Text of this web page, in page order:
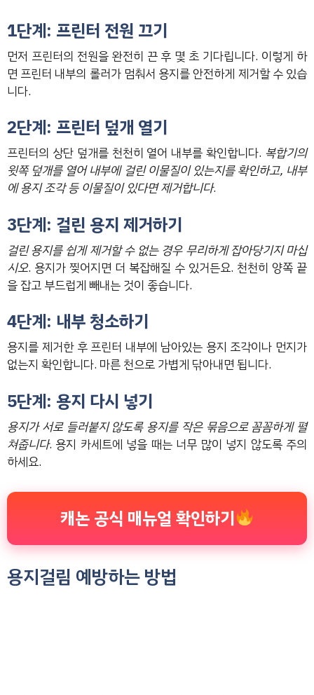
1단계: 프린터 전원 끄기
먼저 프린터의 전원을 완전히 끈 후 몇 초 기다립니다. 이렇게 하
면 프린터 내부의 롤러가 멈춰서 용지를 안전하게 제거할 수 있습
니다.
2단계: 프린터 덮개 열기
프린터의 상단 덮개를 천천히 열어 내부를 확인합니다. 복합기의
윗쪽 덮개를 열어 내부에 걸린 이물질이 있는지를 확인하고, 내부
에 용지 조각 등 이물질이 있다면 제거합니다.
3단계: 걸린 용지 제거하기
걸린 용지를 쉽게 제거할 수 없는 경우 무리하게 잡아당기지 마십
시오. 용지가 찢어지면 더 복잡해질 수 있거든요. 천천히 양쪽 끝
을 잡고 부드럽게 빼내는 것이 좋습니다.
4단계: 내부 청소하기
용지를 제거한 후 프린터 내부에 남아있는 용지 조각이나 먼지가
없는지 확인합니다. 마른 천으로 가볍게 닦아내면 됩니다.
5단계: 용지 다시 넣기
용지가 서로 들러붙지 않도록 용지를 작은 묶음으로 꼼꼼하게 펼
쳐줍니다. 용지 카세트에 넣을 때는 너무 많이 넣지 않도록 주의
하세요.
캐논 공식 매뉴얼 확인하기
용지걸림 예방하는 방법